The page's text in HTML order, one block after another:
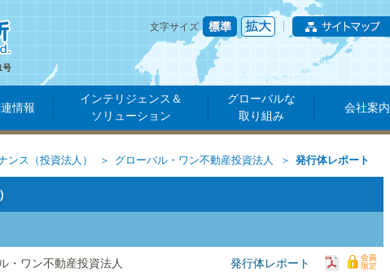
号
文字サイズ
情報
インテリジェンス＆
ソリューション
グローバルな
取り組み
会社案内
ンス（投資法人） グローバル・ワン不動産投資法人 発行体レポート
・ワン不動産投資法人 発行体レポート